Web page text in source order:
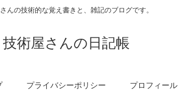
んの技術的な覚え書きと、雑記のブログです。
技術屋さんの日記帳
プライバシーポリシー プロフィール